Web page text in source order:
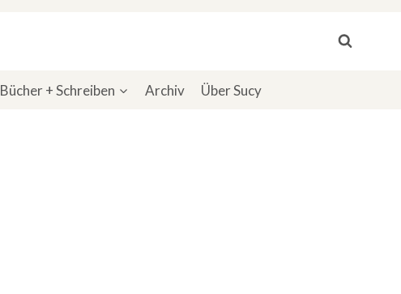
Bücher + Schreiben Archiv Über Sucy